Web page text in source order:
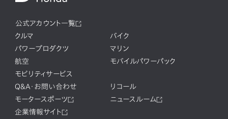
公式アカウント一覧
クルマ
バイク
パワープロダクツ
マリン
航空
モバイルパワーパック
モビリティサービス
Q&A・お問い合わせ
リコール
モータースポーツ
ニュースルーム
企業情報サイト